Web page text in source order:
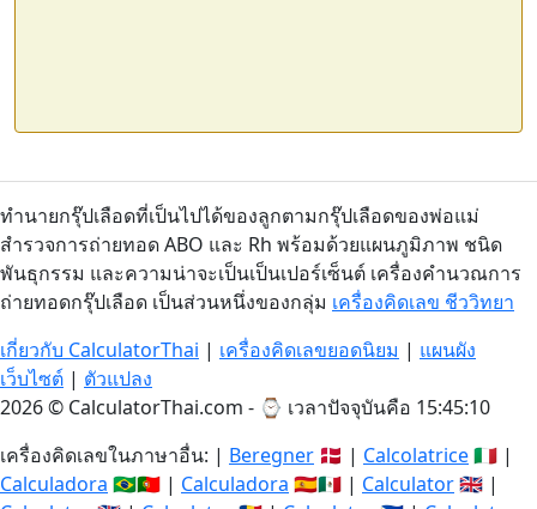
ทำนายกรุ๊ปเลือดที่เป็นไปได้ของลูกตามกรุ๊ปเลือดของพ่อแม่
สำรวจการถ่ายทอด ABO และ Rh พร้อมด้วยแผนภูมิภาพ ชนิด
พันธุกรรม และความน่าจะเป็นเป็นเปอร์เซ็นต์ เครื่องคำนวณการ
ถ่ายทอดกรุ๊ปเลือด เป็นส่วนหนึ่งของกลุ่ม เครื่องคิดเลข ชีววิทยา
เกี่ยวกับ CalculatorThai | เครื่องคิดเลขยอดนิยม | แผนผัง
เว็บไซต์ | ตัวแปลง
2026 © CalculatorThai.com - ⌚ เวลาปัจจุบันคือ 15:45:10
เครื่องคิดเลขในภาษาอื่น: | Beregner 🇩🇰 | Calcolatrice🇮🇹 |
Calculadora 🇧🇷🇵🇹 | Calculadora 🇪🇸🇲🇽 | Calculator🇬🇧 |